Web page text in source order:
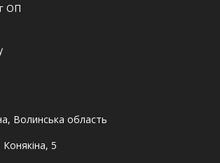
ОП
Волинська область
5